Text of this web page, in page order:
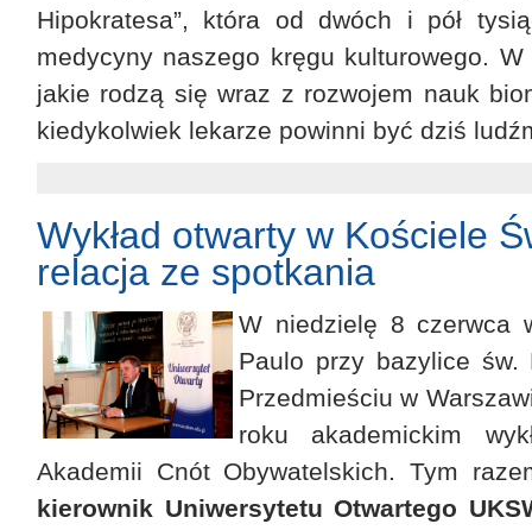
Hipokratesa”, która od dwóch i pół
medycyny naszego kręgu kulturowego.
jakie rodzą się wraz z rozwojem nauk
kiedykolwiek lekarze powinni być dziś
Wykład otwarty w Kościele
relacja ze spotkania
W niedzielę 8 czerwca
Paulo przy bazylice św.
Przedmieściu w
roku akademickim
Akademii Cnót Obywatelskich. Tym
kierownik Uniwersytetu Otwartego